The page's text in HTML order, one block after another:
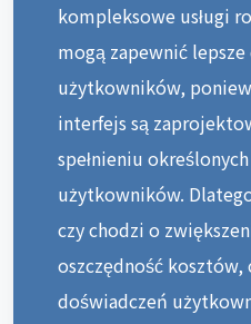
kompleksowe usługi
mogą zapewnić
użytkowników,
interfejs są
spełnieniu
użytkowników.
czy chodzi o
oszczędność kosztów,
doświadczeń